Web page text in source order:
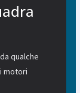
qualche
motori